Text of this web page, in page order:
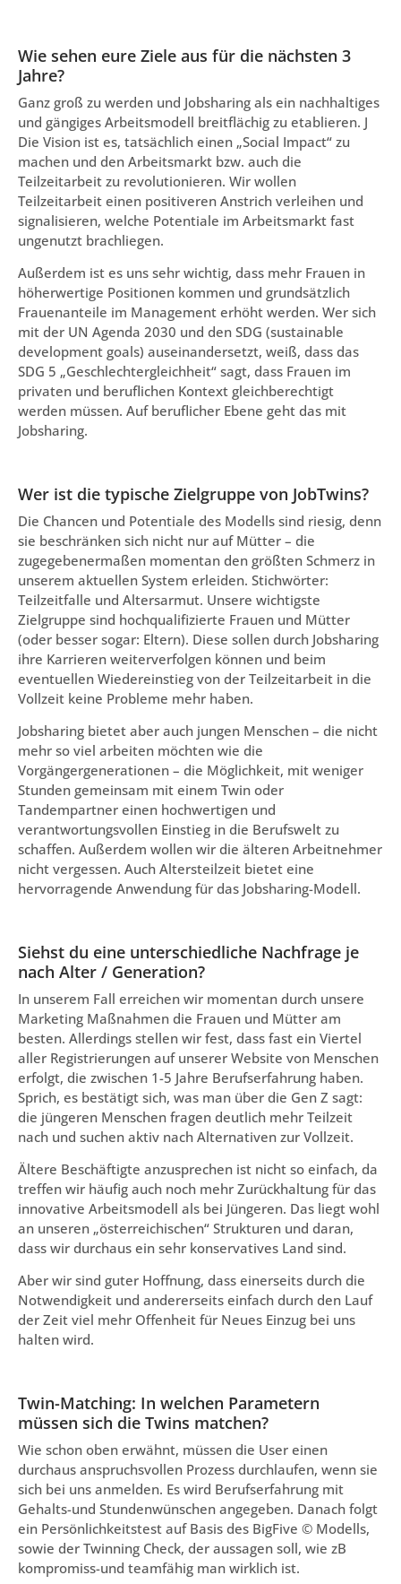
Wie sehen eure Ziele aus für die nächsten 3
Jahre?
Ganz groß zu werden und Jobsharing als ein nachhaltiges
und gängiges Arbeitsmodell breitflächig zu etablieren. J
Die Vision ist es, tatsächlich einen „Social Impact“ zu
machen und den Arbeitsmarkt bzw. auch die
Teilzeitarbeit zu revolutionieren. Wir wollen
Teilzeitarbeit einen positiveren Anstrich verleihen und
signalisieren, welche Potentiale im Arbeitsmarkt fast
ungenutzt brachliegen.
Außerdem ist es uns sehr wichtig, dass mehr Frauen in
höherwertige Positionen kommen und grundsätzlich
Frauenanteile im Management erhöht werden. Wer sich
mit der UN Agenda 2030 und den SDG (sustainable
development goals) auseinandersetzt, weiß, dass das
SDG 5 „Geschlechtergleichheit“ sagt, dass Frauen im
privaten und beruflichen Kontext gleichberechtigt
werden müssen. Auf beruflicher Ebene geht das mit
Jobsharing.
Wer ist die typische Zielgruppe von JobTwins?
Die Chancen und Potentiale des Modells sind riesig, denn
sie beschränken sich nicht nur auf Mütter – die
zugegebenermaßen momentan den größten Schmerz in
unserem aktuellen System erleiden. Stichwörter:
Teilzeitfalle und Altersarmut. Unsere wichtigste
Zielgruppe sind hochqualifizierte Frauen und Mütter
(oder besser sogar: Eltern). Diese sollen durch Jobsharing
ihre Karrieren weiterverfolgen können und beim
eventuellen Wiedereinstieg von der Teilzeitarbeit in die
Vollzeit keine Probleme mehr haben.
Jobsharing bietet aber auch jungen Menschen – die nicht
mehr so viel arbeiten möchten wie die
Vorgängergenerationen – die Möglichkeit, mit weniger
Stunden gemeinsam mit einem Twin oder
Tandempartner einen hochwertigen und
verantwortungsvollen Einstieg in die Berufswelt zu
schaffen. Außerdem wollen wir die älteren Arbeitnehmer
nicht vergessen. Auch Altersteilzeit bietet eine
hervorragende Anwendung für das Jobsharing-Modell.
Siehst du eine unterschiedliche Nachfrage je
nach Alter / Generation?
In unserem Fall erreichen wir momentan durch unsere
Marketing Maßnahmen die Frauen und Mütter am
besten. Allerdings stellen wir fest, dass fast ein Viertel
aller Registrierungen auf unserer Website von Menschen
erfolgt, die zwischen 1-5 Jahre Berufserfahrung haben.
Sprich, es bestätigt sich, was man über die Gen Z sagt:
die jüngeren Menschen fragen deutlich mehr Teilzeit
nach und suchen aktiv nach Alternativen zur Vollzeit.
Ältere Beschäftigte anzusprechen ist nicht so einfach, da
treffen wir häufig auch noch mehr Zurückhaltung für das
innovative Arbeitsmodell als bei Jüngeren. Das liegt wohl
an unseren „österreichischen“ Strukturen und daran,
dass wir durchaus ein sehr konservatives Land sind.
Aber wir sind guter Hoffnung, dass einerseits durch die
Notwendigkeit und andererseits einfach durch den Lauf
der Zeit viel mehr Offenheit für Neues Einzug bei uns
halten wird.
Twin-Matching: In welchen Parametern
müssen sich die Twins matchen?
Wie schon oben erwähnt, müssen die User einen
durchaus anspruchsvollen Prozess durchlaufen, wenn sie
sich bei uns anmelden. Es wird Berufserfahrung mit
Gehalts-und Stundenwünschen angegeben. Danach folgt
ein Persönlichkeitstest auf Basis des BigFive © Modells,
sowie der Twinning Check, der aussagen soll, wie zB
kompromiss-und teamfähig man wirklich ist.